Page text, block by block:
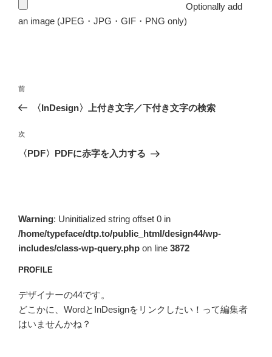
Optionally add
an image (JPEG・JPG・GIF・PNG only)
投
ナ
ビ
ゲ
ン
前
の
稿
前
〈InDesign〉上付き文字／下付き文字の検索
次
の
次
〈PDF〉PDFに赤字を入力する
Warning: Uninitialized string offset 0 in
/home/typeface/dtp.to/public_html/design44/wp-
includes/class-wp-query.php on line 3872
PROFILE
デザイナーの44です。
どこかに、WordとInDesignをリンクしたい！って編集者
はいませんかね？